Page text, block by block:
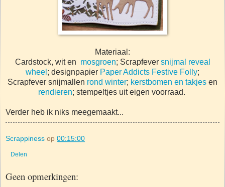
Materiaal:
Cardstock, wit en mosgroen; Scrapfever snijmal reveal
wheel ; designpapier Paper Addicts Festive Folly;
Scrapfever snijmallen rond winter; kerstbomen en takjes en
rendieren; stempeltjes uit eigen voorraad.
Verder heb ik niks meegemaakt...
Scrappiness op 00:15:00
Delen
Geen opmerkingen: